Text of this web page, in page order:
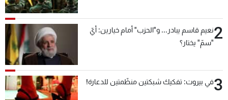
2نعيم قاسم يبادر... و"الحزب" أمام خيارين: أيّ
"سمّ" يختار؟
3في بيروت: تفكيك شبكتين منظّمتين للدعارة!
لاعلاناتكم
شروط الإسـتخدام
سياسة الخصوصية